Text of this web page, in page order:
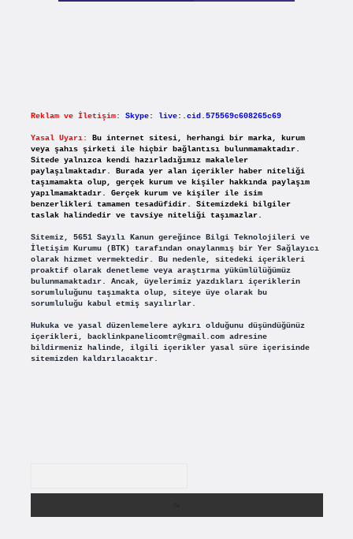
Reklam ve İletişim: Skype: live:.cid.575569c608265c69
Yasal Uyarı:
Bu internet sitesi, herhangi bir marka, kurum
veya şahıs şirketi ile hiçbir bağlantısı bulunmamaktadır.
Sitede yalnızca kendi hazırladığımız makaleler
paylaşılmaktadır. Burada yer alan içerikler haber niteliği
taşımamakta olup, gerçek kurum ve kişiler hakkında paylaşım
yapılmamaktadır. Gerçek kurum ve kişiler ile isim
benzerlikleri tamamen tesadüfidir. Sitemizdeki bilgiler
taslak halindedir ve tavsiye niteliği taşımazlar.
Sitemiz, 5651 Sayılı Kanun gereğince Bilgi Teknolojileri ve
İletişim Kurumu (BTK) tarafından onaylanmış bir Yer Sağlayıcı
olarak hizmet vermektedir. Bu nedenle, sitedeki içerikleri
proaktif olarak denetleme veya araştırma yükümlülüğümüz
bulunmamaktadır. Ancak, üyelerimiz yazdıkları içeriklerin
sorumluluğunu taşımakta olup, siteye üye olarak bu
sorumluluğu kabul etmiş sayılırlar.
Hukuka ve yasal düzenlemelere aykırı olduğunu düşündüğünüz
içerikleri, backlinkpanelicomtr@gmail.comadresine
bildirmeniz halinde, ilgili içerikler yasal süre içerisinde
sitemizden kaldırılacaktır.